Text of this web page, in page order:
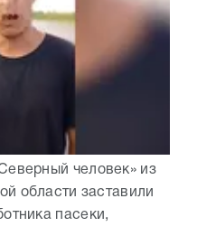
человек» из
области заставили
пасеки,